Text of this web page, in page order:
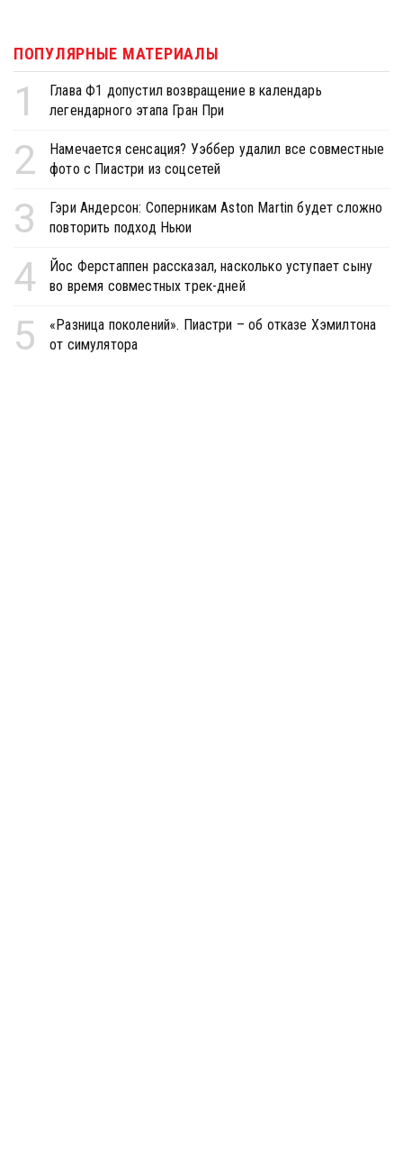
ПОПУЛЯРНЫЕ МАТЕРИАЛЫ
1
Глава Ф1 допустил возвращение в календарь
легендарного этапа Гран При
2
Намечается сенсация? Уэббер удалил все совместные
фото с Пиастри из соцсетей
3
Гэри Андерсон: Соперникам Aston Martin будет сложно
повторить подход Ньюи
4
Йос Ферстаппен рассказал, насколько уступает сыну
во время совместных трек-дней
5
«Разница поколений». Пиастри – об отказе Хэмилтона
от симулятора